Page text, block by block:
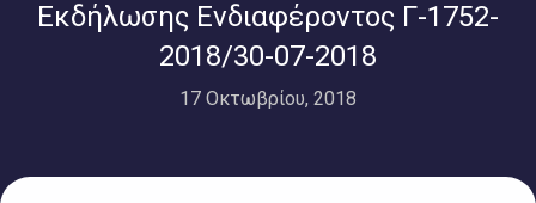
Εκδήλωσης Ενδιαφέροντος Γ-1752-
2018/30-07-2018
17 Οκτωβρίου, 2018